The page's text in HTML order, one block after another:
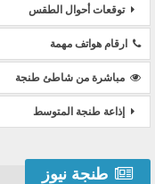
توقعات أحوال الطقس
ارقام هواتف مهمة
مباشرة من شاطئ طنجة
إذاعة طنجة المتوسط
طنجة نيوز